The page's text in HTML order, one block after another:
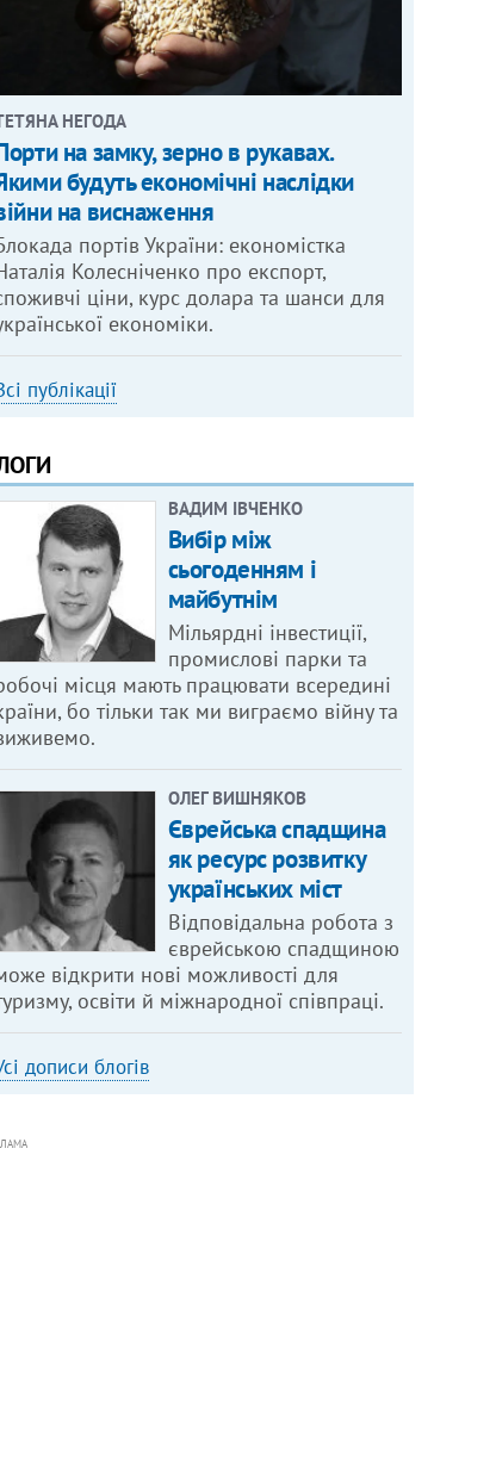
НЕГОДА
на замку, зерно в рукавах.
будуть економічні наслідки
на виснаження
портів України: економістка
Колесніченко про експорт,
ціни, курс долара та шанси для
економіки.
публікації
ВАДИМ ІВЧЕНКО
Вибір між
сьогоденням і
майбутнім
Мільярдні інвестиції,
промислові парки та
місця мають працювати всередині
бо тільки так ми виграємо війну та
ОЛЕГ ВИШНЯКОВ
Єврейська спадщина
як ресурс розвитку
українських міст
Відповідальна робота з
єврейською спадщиною
відкрити нові можливості для
освіти й міжнародної співпраці.
дописи блогів